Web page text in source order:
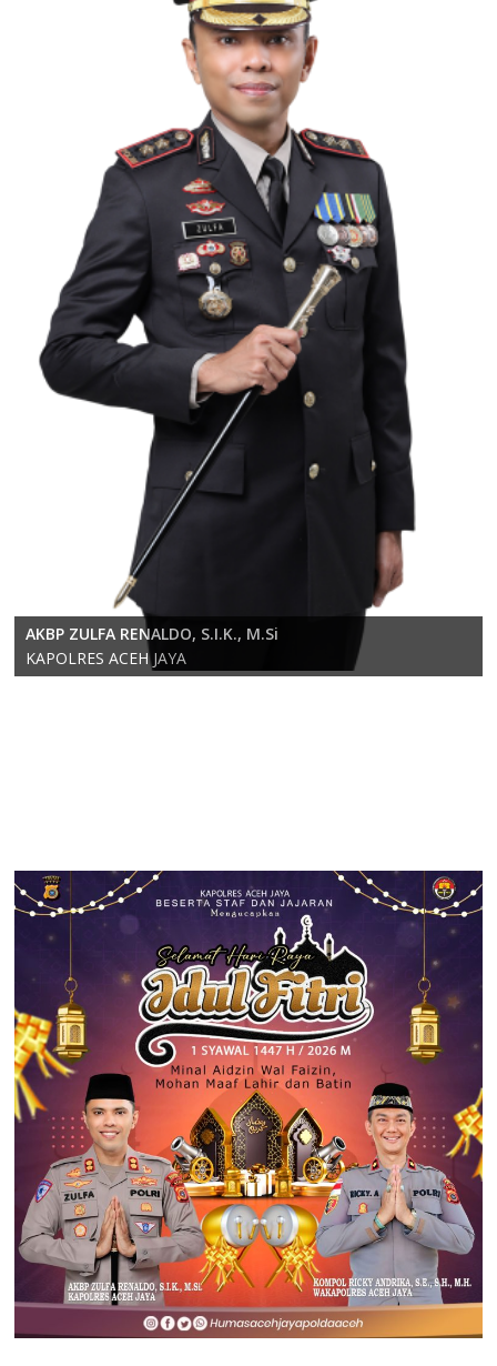
AKBP ZULFA RENALDO, S.I.K., M.Si
KAPOLRES ACEH JAYA
KOMPOL RICKY ANDRIKA, S.E., S.H., M.H.
Wakapolres Aceh Jaya